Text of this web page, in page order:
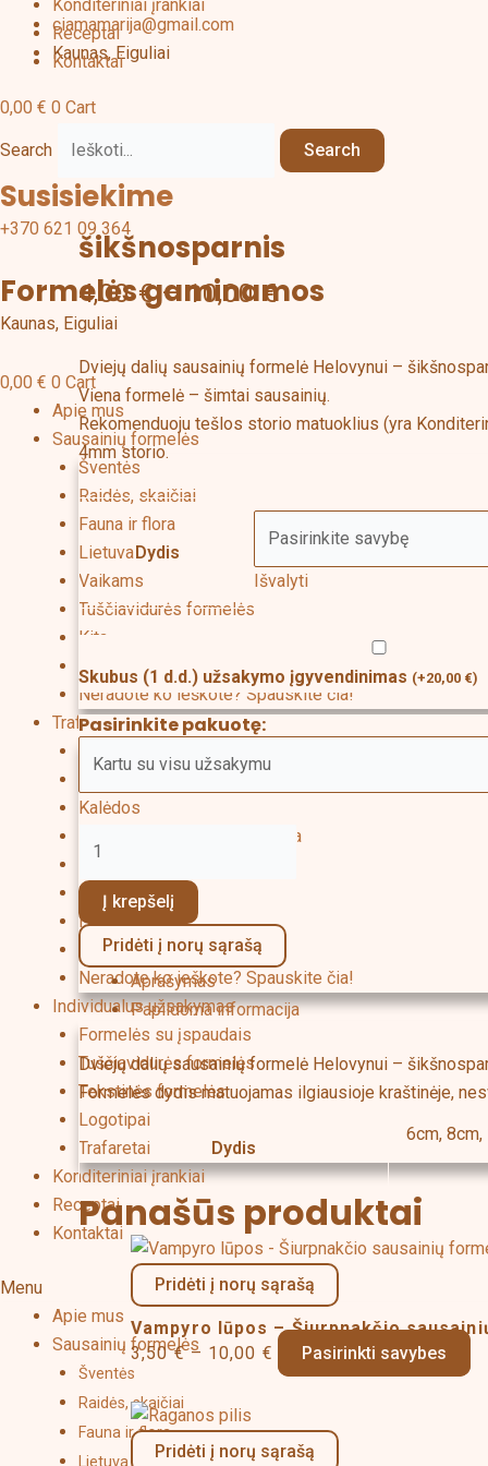
ciamamarija@gmail.com
Kaunas, Eiguliai
0,00 € 0 Cart
Search Search
Susisiekime
+370 621 09 364
Formelės gaminamos
Kaunas, Eiguliai
0,00 € 0 Cart
Apie mus
Sausainių formelės
Šventės
Raidės, skaičiai
Fauna ir flora
Lietuva
Vaikams
Tuščiavidurės formelės
Kita
Dovanų kuponas
Neradote ko ieškote? Spauskite čia!
Trafaretai
Kalėdos
Rugsėjo 1-oji, Mokytojų diena
Mamos, Tėvo diena
Boso diena
Helovynas
Fonai
Neradote ko ieškote? Spauskite čia!
Individualus užsakymas
Formelės su įspaudais
Tuščiavidurės formelės
Tekstinės formelės
Logotipai
Trafaretai
Konditeriniai įrankiai
Receptai
Kontaktai
Menu
Apie mus
Sausainių formelės
Šventės
Raidės, skaičiai
Fauna ir flora
Lietuva
Konditeriniai įrankiai
Receptai
Kontaktai
šikšnosparnis
4,00€ – 10,00€
4,00 €
10,00 €
Dviejų dalių sausainių formelė Helovynui –
Viena formelė – šimtai sausainių.
Rekomenduoju tešlos storio matuoklius (yra
4mm storio.
Dydis
Išvalyti
Skubus (1 d.d.) užsakymo įgyvendinimas (+20,00 €)
Pasirinkite pakuotę:
produkto
kiekis:
šikšnosparnis
Į krepšelį
Pridėti į norų sąrašą
Aprašymas
Papildoma informacija
Dviejų dalių sausainių formelė Helovynui –
Formelės dydis matuojamas ilgiausioje kraštinėje,
Dydis
6cm,
Panašūs produktai
Pridėti į norų sąrašą
Vampyro lūpos – Šiurpnakčio
3,50€ – 10,00 €
Price
range:
3,50 €
through
10,00 €
Pasirinkti savybes
Pridėti į norų sąrašą
range: